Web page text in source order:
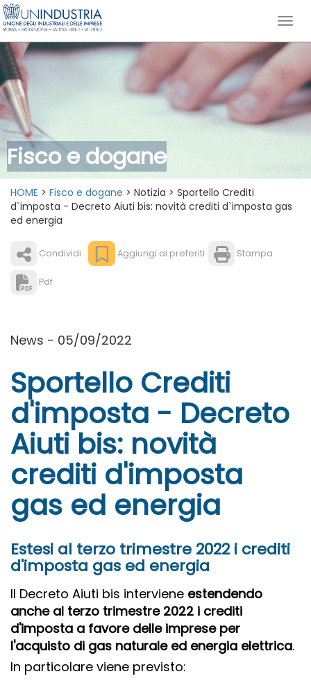
Fisco e dogane
HOME > Fisco e dogane > Notizia > Sportello Crediti
d`imposta - Decreto Aiuti bis: novità crediti d`imposta gas
ed energia
Condividi Aggiungi ai preferiti Stampa
Pdf
News - 05/09/2022
Sportello Crediti
d'imposta - Decreto
Aiuti bis: novità
crediti d'imposta
gas ed energia
Estesi al terzo trimestre 2022 i crediti
d'imposta gas ed energia
Il Decreto Aiuti bis interviene estendendo
anche al terzo trimestre 2022 i crediti
d'imposta a favore delle imprese per
l'acquisto di gas naturale ed energia elettrica.
In particolare viene previsto: